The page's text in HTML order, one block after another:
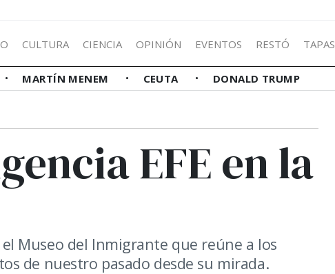
CULTURA CIENCIA OPINIÓN EVENTOS RESTÓ TAPAS
MARTÍN MENEM CEUTA DONALD TRUMP
EFE en la
Museo del Inmigrante que reúne a los
de nuestro pasado desde su mirada.